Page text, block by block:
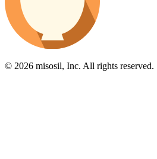
© 2026 misosil, Inc. All rights reserved.